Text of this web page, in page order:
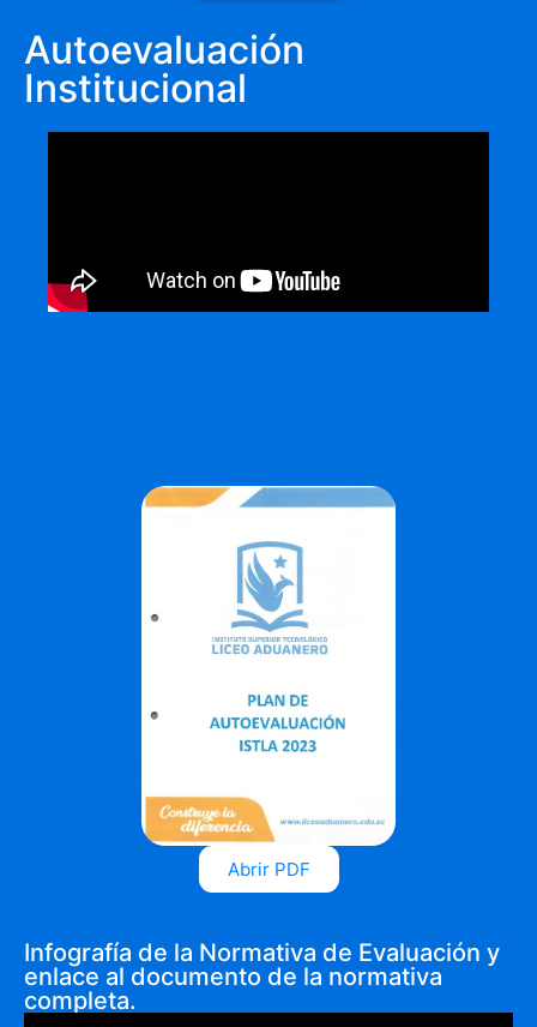
Autoevaluación
Institucional
Abrir PDF
Infografía de la Normativa de Evaluación y
enlace al documento de la normativa
completa.